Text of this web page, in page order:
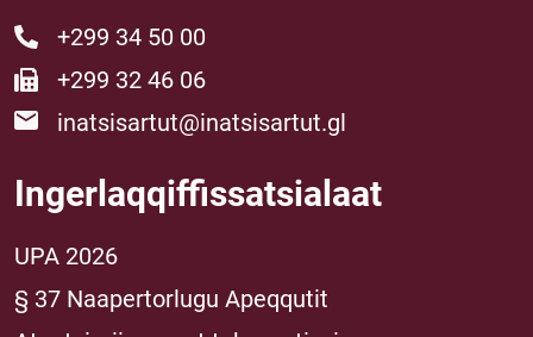
+299 34 50 00
+299 32 46 06
inatsisartut@inatsisartut.gl
Ingerlaqqiffissatsialaat
UPA 2026
§ 37 Naapertorlugu Apeqqutit